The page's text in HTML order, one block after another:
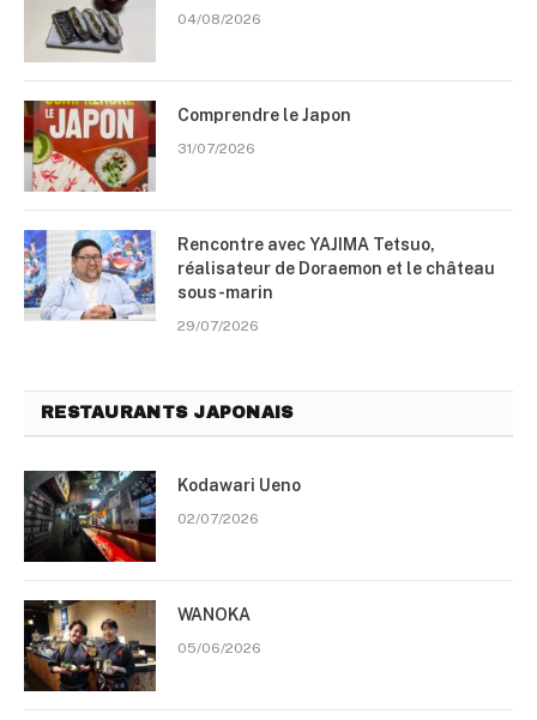
04/08/2026
Comprendre le Japon
31/07/2026
Rencontre avec YAJIMA Tetsuo,
réalisateur de Doraemon et le château
sous-marin
29/07/2026
RESTAURANTS JAPONAIS
Kodawari Ueno
02/07/2026
WANOKA
05/06/2026